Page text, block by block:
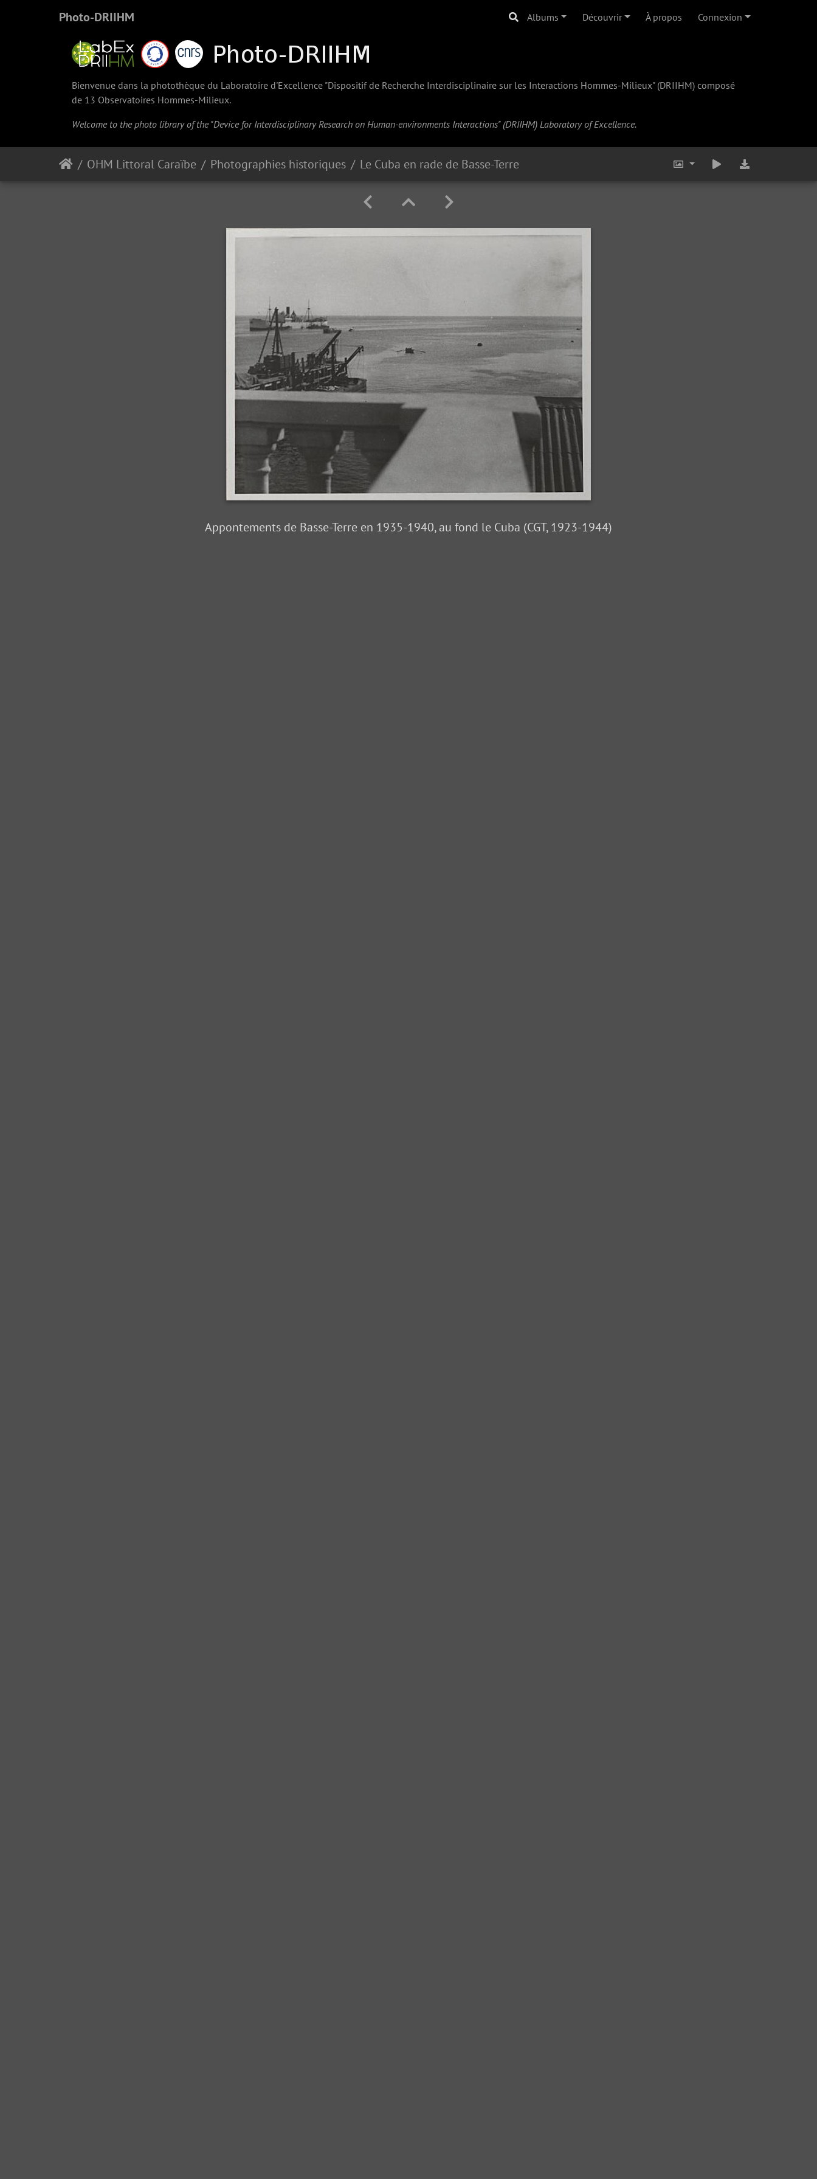
Photo-DRIIHM Albums Découvrir À propos Connexion
Bienvenue dans la photothèque du Laboratoire d'Excellence "Dispositif de Recherche Interdisciplinaire sur les Interactions Hommes-Milieux" (DRIIHM) composé
de 13 Observatoires Hommes-Milieux.
Welcome to the photo library of the "Device for Interdisciplinary Research on Human-environments Interactions" (DRIIHM) Laboratory of Excellence.
OHM Littoral Caraïbe Photographies historiques Le Cuba en rade de Basse-Terre
Appontements de Basse-Terre en 1935-1940, au fond le Cuba (CGT, 1923-1944)